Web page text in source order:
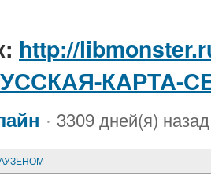
http://
КАРТА-
· 3309 дней(я) назад